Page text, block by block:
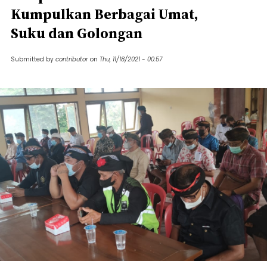
Kumpulkan Berbagai Umat,
Suku dan Golongan
Submitted by contributor on Thu, 11/18/2021 - 00:57